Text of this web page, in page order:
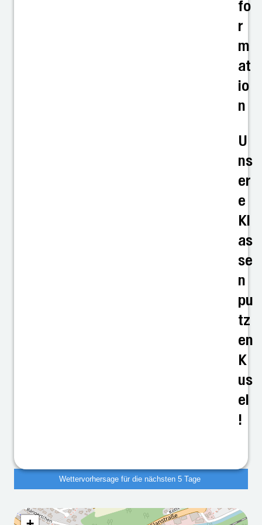
fo
r
m
at
io
n
U
ns
er
e
Kl
as
se
n
pu
tz
en
K
us
el
!
Wettervorhersage für die nächsten 5 Tage